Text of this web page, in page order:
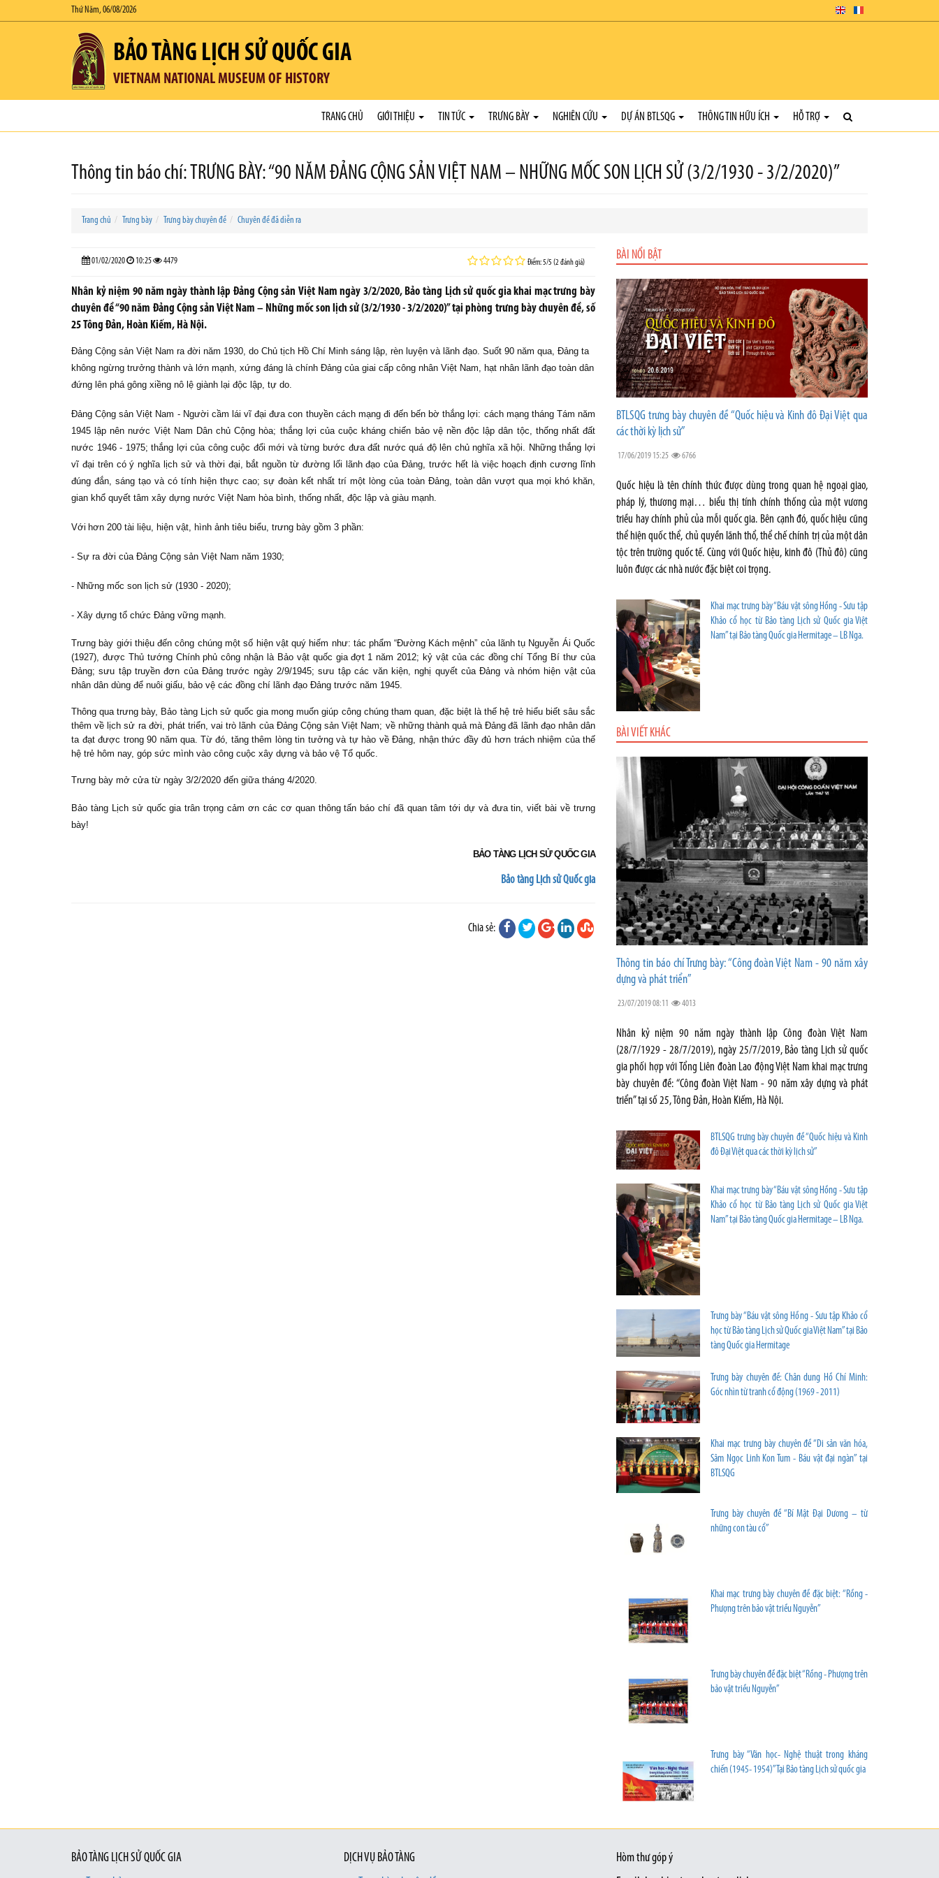
Thứ Năm, 06/08/2026
BẢO TÀNG LỊCH SỬ QUỐC GIA
VIETNAM NATIONAL MUSEUM OF HISTORY
TRANG CHỦ GIỚI THIỆU TIN TỨC TRƯNG BÀY NGHIÊN CỨU DỰ ÁN BTLSQG THÔNG TIN HỮU ÍCH HỖ TRỢ
Thông tin báo chí: TRƯNG BÀY: “90 NĂM ĐẢNG CỘNG SẢN VIỆT NAM – NHỮNG MỐC SON LỊCH SỬ (3/2/1930 - 3/2/2020)”
Trang chủ Trưng bày Trưng bày chuyên đề Chuyên đề đã diễn ra
01/02/2020 10:25 4479 Điểm: 5/5 (2 đánh giá)
Nhân kỷ niệm 90 năm ngày thành lập Đảng Cộng sản Việt Nam ngày 3/2/2020, Bảo tàng Lịch sử quốc gia khai mạc trưng bày
chuyên đề “90 năm Đảng Cộng sản Việt Nam – Những mốc son lịch sử (3/2/1930 - 3/2/2020)” tại phòng trưng bày chuyên đề, số
25 Tông Đản, Hoàn Kiếm, Hà Nội.
Đảng Cộng sản Việt Nam ra đời năm 1930, do Chủ tịch Hồ Chí Minh sáng lập, rèn luyện và lãnh đạo. Suốt 90 năm qua, Đảng ta
không ngừng trưởng thành và lớn mạnh, xứng đáng là chính Đảng của giai cấp công nhân Việt Nam, hạt nhân lãnh đạo toàn dân
đứng lên phá gông xiềng nô lệ giành lại độc lập, tự do.
Đảng Cộng sản Việt Nam - Người cầm lái vĩ đại đưa con thuyền cách mạng đi đến bến bờ thắng lợi: cách mạng tháng Tám năm
1945 lập nên nước Việt Nam Dân chủ Cộng hòa; thắng lợi của cuộc kháng chiến bảo vệ nền độc lập dân tộc, thống nhất đất
nước 1946 - 1975; thắng lợi của công cuộc đổi mới và từng bước đưa đất nước quá độ lên chủ nghĩa xã hội. Những thắng lợi
vĩ đại trên có ý nghĩa lịch sử và thời đại, bắt nguồn từ đường lối lãnh đạo của Đảng, trước hết là việc hoạch định cương lĩnh
đúng đắn, sáng tạo và có tính hiện thực cao; sự đoàn kết nhất trí một lòng của toàn Đảng, toàn dân vượt qua mọi khó khăn,
gian khổ quyết tâm xây dựng nước Việt Nam hòa bình, thống nhất, độc lập và giàu mạnh.
Với hơn 200 tài liệu, hiện vật, hình ảnh tiêu biểu, trưng bày gồm 3 phần:
- Sự ra đời của Đảng Cộng sản Việt Nam năm 1930;
- Những mốc son lịch sử (1930 - 2020);
- Xây dựng tổ chức Đảng vững mạnh.
Trưng bày giới thiệu đến công chúng một số hiện vật quý hiếm như: tác phẩm “Đường Kách mệnh” của lãnh tụ Nguyễn Ái Quốc
(1927), được Thủ tướng Chính phủ công nhận là Bảo vật quốc gia đợt 1 năm 2012; kỷ vật của các đồng chí Tổng Bí thư của
Đảng; sưu tập truyền đơn của Đảng trước ngày 2/9/1945; sưu tập các văn kiện, nghị quyết của Đảng và nhóm hiện vậtcủa
nhân dân dùng để nuôi giấu, bảo vệ các đồng chí lãnh đạo Đảng trước năm 1945.
Thông qua trưng bày, Bảo tàng Lịch sử quốc gia mong muốn giúp công chúngtham quan, đặc biệt là thế hệ trẻ hiểu biết sâu sắc
thêm về lịch sử ra đời, phát triển, vai trò lãnh của Đảng Cộng sản Việt Nam; về những thành quả mà Đảng đã lãnh đạo nhân dân
ta đạt được trong90 năm qua. Từđó, tăng thêm lòng tin tưởngvà tự hào về Đảng, nhận thức đầy đủ hơn trách nhiệm của thế
hệ trẻ hôm nay, góp sức mình vào công cuộc xây dựng và bảo vệ Tổ quốc.
Trưng bày mở cửa từ ngày 3/2/2020 đến giữa tháng 4/2020.
Bảo tàng Lịch sử quốc gia trân trọng cảm ơn các cơ quan thông tấn báo chí đã quan tâm tới dự và đưa tin, viết bài về trưng
bày!
BẢO TÀNG LỊCH SỬ QUỐC GIA
Bảo tàng Lịch sử Quốc gia
Chia sẻ:
BÀI NỔI BẬT
BTLSQG trưng bày chuyên đề “Quốc hiệu và Kinh đô Đại Việt qua
các thời kỳ lịch sử”
17/06/2019 15:25 6766
Quốc hiệu là tên chính thức được dùng trong quan hệ ngoại giao,
pháp lý, thương mại… biểu thị tính chính thống của một vương
triều hay chính phủ của mỗi quốc gia. Bên cạnh đó, quốc hiệu cũng
thể hiện quốc thể, chủ quyền lãnh thổ, thể chế chính trị của một dân
tộc trên trường quốc tế. Cùng với Quốc hiệu, kinh đô (Thủ đô) cũng
luôn được các nhà nước đặc biệt coi trọng.
Khai mạc trưng bày “Báu vật sông Hồng - Sưu tập
Khảo cổ học từ Bảo tàng Lịch sử Quốc gia Việt
Nam” tại Bảo tàng Quốc gia Hermitage – LB Nga.
BÀI VIẾT KHÁC
Thông tin báo chí Trưng bày: “Công đoàn Việt Nam - 90 năm xây
dựng và phát triển”
23/07/2019 08:11 4013
Nhân kỷ niệm 90 năm ngày thành lập Công đoàn Việt Nam
(28/7/1929 - 28/7/2019), ngày 25/7/2019, Bảo tàng Lịch sử quốc
gia phối hợp với Tổng Liên đoàn Lao động Việt Nam khai mạc trưng
bày chuyên đề: “Công đoàn Việt Nam - 90 năm xây dựng và phát
triển” tại số 25, Tông Đản, Hoàn Kiếm, Hà Nội.
BTLSQG trưng bày chuyên đề “Quốc hiệu và Kinh
đô Đại Việt qua các thời kỳ lịch sử”
Khai mạc trưng bày “Báu vật sông Hồng - Sưu tập
Khảo cổ học từ Bảo tàng Lịch sử Quốc gia Việt
Nam” tại Bảo tàng Quốc gia Hermitage – LB Nga.
Trưng bày “Báu vật sông Hồng - Sưu tập Khảo cổ
học từ Bảo tàng Lịch sử Quốc gia Việt Nam” tại Bảo
tàng Quốc gia Hermitage
Trưng bày chuyên đề: Chân dung Hồ Chí Minh:
Góc nhìn từ tranh cổ động (1969 - 2011)
Khai mạc trưng bày chuyên đề “Di sản văn hóa,
Sâm Ngọc Linh Kon Tum - Báu vật đại ngàn” tại
BTLSQG
Trưng bày chuyên đề “Bí Mật Đại Dương – từ
những con tàu cổ”
Khai mạc trưng bày chuyên đề đặc biệt: “Rồng -
Phượng trên bảo vật triều Nguyễn”
Trưng bày chuyên đề đặc biệt “Rồng - Phượng trên
bảo vật triều Nguyễn”
Trưng bày “Văn học- Nghệ thuật trong kháng
chiến (1945- 1954)” Tại Bảo tàng Lịch sử quốc gia
BẢO TÀNG LỊCH SỬ QUỐC GIA
DỊCH VỤ BẢO TÀNG
Hòm thư góp ý